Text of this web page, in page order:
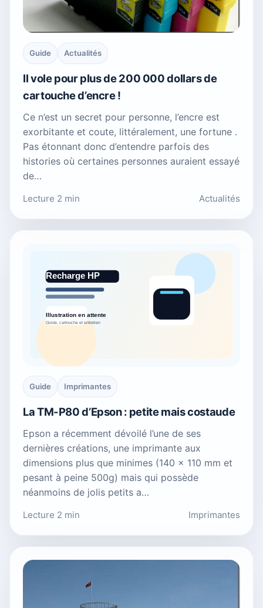
Guide Actualités
Il vole pour plus de 200 000 dollars de
cartouche d’encre !
Ce n’est un secret pour personne, l’encre est
exorbitante et coute, littéralement, une fortune .
Pas étonnant donc d’entendre parfois des
histories où certaines personnes auraient essayé
de…
Lecture 2 min Actualités
Guide Imprimantes
La TM-P80 d’Epson : petite mais costaude
Epson a récemment dévoilé l’une de ses
dernières créations, une imprimante aux
dimensions plus que minimes (140 x 110 mm et
pesant à peine 500g) mais qui possède
néanmoins de jolis petits a…
Lecture 2 min Imprimantes